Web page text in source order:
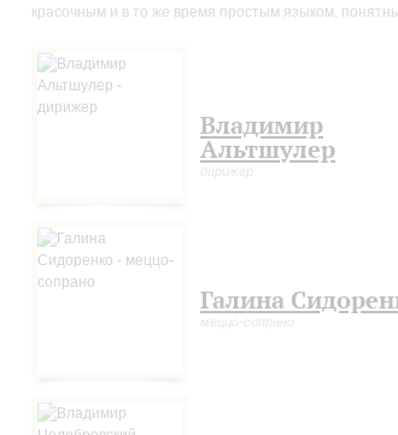
красочным и в то же время простым языком,
Владимир
Альтшулер
дирижер
Галина
меццо-сопрано